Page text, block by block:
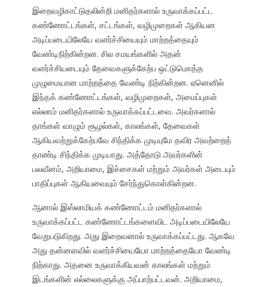
இறைவழிகாட்டுதலின்றி மனிதர்களால் உருவாக்கப்பட்ட
கண்ணோட்டங்கள், சட்டங்கள், வழிமுறைகள் ஆகியன
அடிப்படையிலேயே வளர்ச்சியையும் மாற்றத்தையும்
வேண்டிநிற்கின்றன. சில சமயங்களில் அதன்
வளர்ச்சியடையும் தேவைகளுக்கேற்ப ஒட்டுமொத்த
முழுமையான மாற்றத்தை வேண்டி நிற்கின்றன. ஏனெனில்
இந்தக் கண்ணோட்டங்கள், வழிமுறைகள், அமைப்புகள்
எல்லாம் மனிதர்களால் உருவாக்கப்பட்டவை. அவர்களால்
தாங்கள் வாழும் சூழல்கள், காலங்கள், தேவைகள்
ஆகியவற்றுக்கேற்பவே சிந்திக்க முடியுமே தவிர அவற்றைத்
தாண்டி சிந்திக்க முடியாது. அத்தோடு அவர்களின்
பலவீனம், அறியாமை, இச்சைகள் மற்றும் அவர்கள் அடையும்
பாதிப்புகள் ஆகியவையும் சேர்ந்துகொள்கின்றன.
ஆனால் இஸ்லாமியக் கண்ணோட்டம் மனிதர்களால்
உருவாக்கப்பட்ட கண்ணோட்டங்களைவிட அடிப்படையிலேயே
வேறுபடுகிறது. அது இறைவனால் உருவாக்கப்பட்டது. ஆகவே
அது தன்னளவில் வளர்ச்சியையோ மாற்றத்தையோ வேண்டி
நிற்காது. அதனை உருவாக்கியவன் காலங்கள் மற்றும்
இடங்களின் எல்லைகளுக்கு அப்பாற்பட்டவன். அறியாமை,